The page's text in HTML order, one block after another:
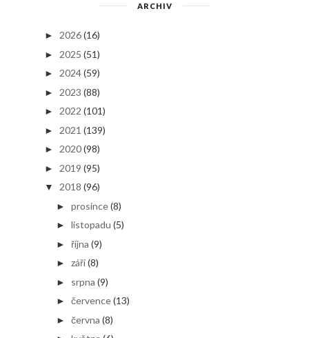
ARCHIV
► 2026(16)
► 2025 (51)
► 2024(59)
► 2023 (88)
► 2022 (101)
► 2021 (139)
► 2020(98)
► 2019 (95)
▼ 2018 (96)
► prosince(8)
► listopadu (5)
► října (9)
► září(8)
► srpna (9)
► července(13)
► června (8)